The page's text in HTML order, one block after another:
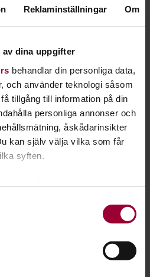
Reklaminställningar Om
dina uppgifter
behandlar din personliga data,
och använder teknologi såsom
tillgång till information på din
personliga annonser och
åskådarinsikter
kan själv välja vilka som får
syften.
på upp till flera meter
Gnosjö